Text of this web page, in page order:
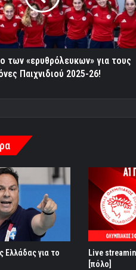
των «ερυθρόλευκων» για τους
Παιχνιδιού 2025-26!
Ελλάδας για το
Live
[πόλο]